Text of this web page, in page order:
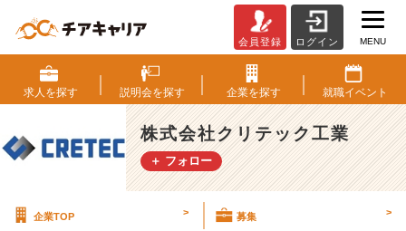
長
座
談
会
開
催
会員登録 ログイン MENU
求人を探す 説明会を探す 企業を探す 就職イベント
株式会社クリテック工業
＋ フォロー
企業TOP > 募集 >